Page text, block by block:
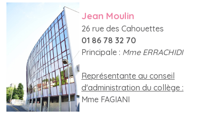
Jean Moulin
26 rue des Cahouettes
01 86 78 32 70
Principale : Mme ERRACHIDI
Représentante au conseil
d'administration du collège :
Mme FAGIANI